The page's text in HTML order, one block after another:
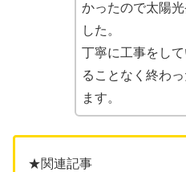
かったので太陽
した。
丁寧に工事をし
ることなく終わ
ます。
★関連記事